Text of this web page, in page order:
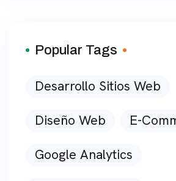
Popular Tags
Desarrollo Sitios Web
Diseño Web E-
Google Analytics